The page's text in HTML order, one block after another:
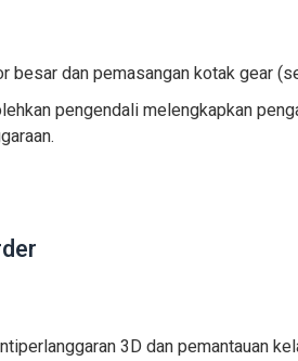
besar dan pemasangan kotak gear
pengendali melengkapkan
3D dan pemantauan